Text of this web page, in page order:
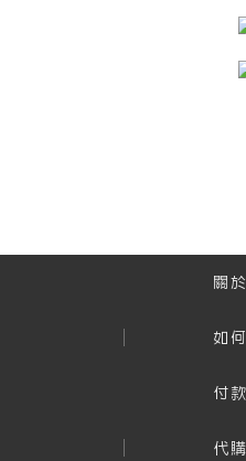
關
如
付
代